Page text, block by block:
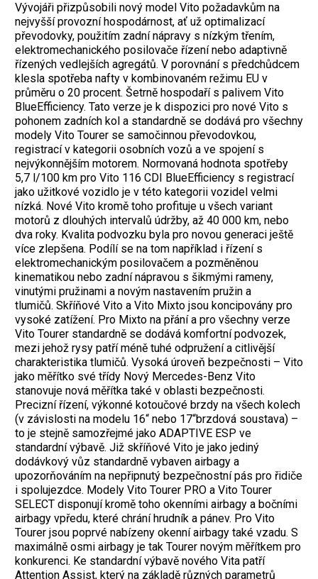
Vývojáři přizpůsobili nový model Vito požadavkům na
nejvyšší provozní hospodárnost, ať už optimalizací
převodovky, použitím zadní nápravy s nízkým třením,
elektromechanického posilovače řízení nebo adaptivně
řízených vedlejších agregátů. V porovnání s předchůdcem
klesla spotřeba nafty v kombinovaném režimu EU v
průměru o 20 procent. Šetrně hospodaří s palivem Vito
BlueEfficiency. Tato verze je k dispozici pro nové Vito s
pohonem zadních kol a standardně se dodává pro všechny
modely Vito Tourer se samočinnou převodovkou,
registrací v kategorii osobních vozů a ve spojení s
nejvýkonnějším motorem. Normovaná hodnota spotřeby
5,7 l/100 km pro Vito 116 CDI BlueEfficiency s registrací
jako užitkové vozidlo je v této kategorii vozidel velmi
nízká. Nové Vito kromě toho profituje u všech variant
motorů z dlouhých intervalů údržby, až 40 000 km, nebo
dva roky. Kvalita podvozku byla pro novou generaci ještě
více zlepšena. Podílí se na tom například i řízení s
elektromechanickým posilovačem a pozměněnou
kinematikou nebo zadní nápravou s šikmými rameny,
vinutými pružinami a novým nastavením pružin a
tlumičů. Skříňové Vito a Vito Mixto jsou koncipovány pro
vysoké zatížení. Pro Mixto na přání a pro všechny verze
Vito Tourer standardně se dodává komfortní podvozek,
mezi jehož rysy patří méně tuhé odpružení a citlivější
charakteristika tlumičů. Vysoká úroveň bezpečnosti – Vito
jako měřítko své třídy Nový Mercedes-Benz Vito
stanovuje nová měřítka také v oblasti bezpečnosti.
Precizní řízení, výkonné kotoučové brzdy na všech kolech
(v závislosti na modelu 16“ nebo 17“brzdová soustava) –
to je stejně samozřejmé jako ADAPTIVE ESP ve
standardní výbavě. Již skříňové Vito je jako jediný
dodávkový vůz standardně vybaven airbagy a
upozorňováním na nepřipnutý bezpečnostní pás pro řidiče
i spolujezdce. Modely Vito Tourer PRO a Vito Tourer
SELECT disponují kromě toho okenními airbagy a bočními
airbagy vpředu, které chrání hrudník a pánev. Pro Vito
Tourer jsou poprvé nabízeny okenní airbagy také vzadu. S
maximálně osmi airbagy je tak Tourer novým měřítkem pro
konkurenci. Ke standardní výbavě nového Vita patří
Attention Assist, který na základě různých parametrů